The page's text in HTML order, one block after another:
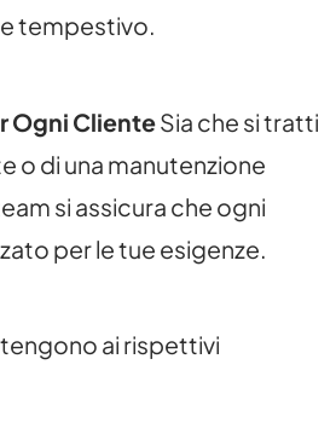
tempestivo.
Ogni ClienteSia che si tratti
o di una manutenzione
si assicura che ogni
per le tue esigenze.
ai rispettivi